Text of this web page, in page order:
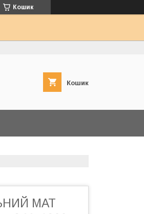
Кошик
Кошик
МАТ